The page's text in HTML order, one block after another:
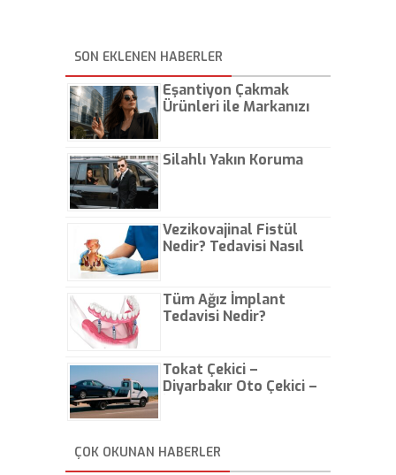
SON EKLENEN HABERLER
Eşantiyon Çakmak
Ürünleri ile Markanızı
Silahlı Yakın Koruma
Vezikovajinal Fistül
Nedir? Tedavisi Nasıl
Tüm Ağız İmplant
Tedavisi Nedir?
Tokat Çekici –
Diyarbakır Oto Çekici –
ÇOK OKUNAN HABERLER